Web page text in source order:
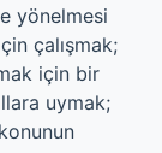
yönelmesi
çalışmak;
için bir
uymak;